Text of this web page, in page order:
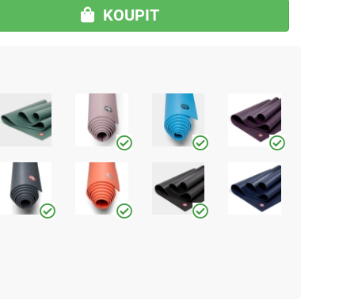
KOUPIT